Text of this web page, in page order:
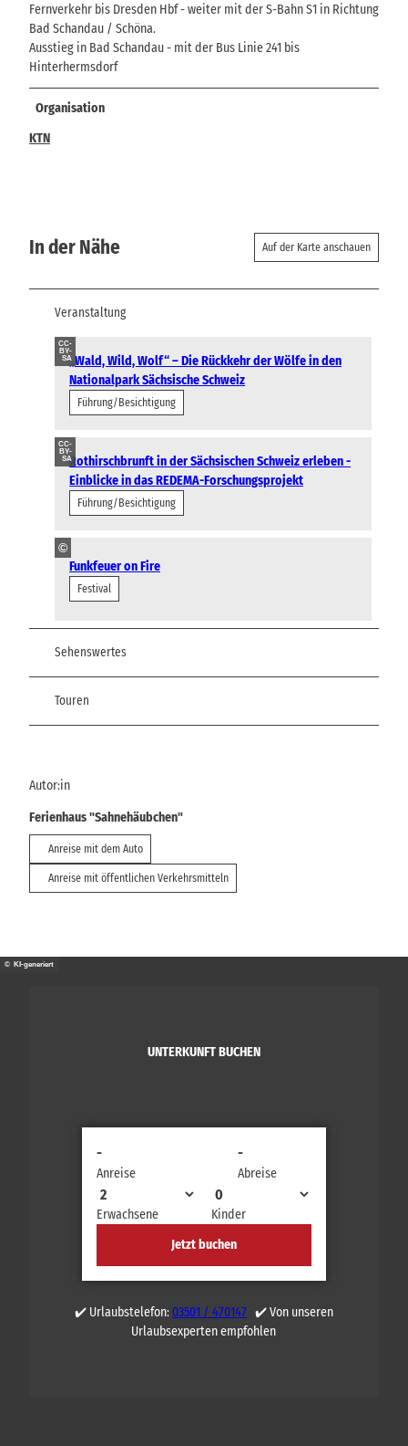
Fernverkehr bis Dresden Hbf - weiter mit der S-Bahn S1 in Richtung
Bad Schandau / Schöna.
Ausstieg in Bad Schandau - mit der Bus Linie 241 bis
Hinterhermsdorf
Organisation
KTN
In der Nähe Auf der Karte anschauen
Veranstaltung
CC-
BY-
SA„Wald, Wild, Wolf“ – Die Rückkehr der Wölfe in den
Nationalpark Sächsische Schweiz
Führung/Besichtigung
CC-
BY-
SARothirschbrunft in der Sächsischen Schweiz erleben -
Einblicke in das REDEMA-Forschungsprojekt
Führung/Besichtigung
©
Funkfeuer on Fire
Festival
Sehenswertes
Touren
Autor:in
Ferienhaus "Sahnehäubchen"
Anreise mit dem Auto
Anreise mit öffentlichen Verkehrsmitteln
© KI-generiert
UNTERKUNFT BUCHEN
Anreise
-
Abreise
-
Erwachsene
Kinder
Jetzt buchen
✔️ Urlaubstelefon:03501 / 470147✔️ Von unseren
Urlaubsexperten empfohlen